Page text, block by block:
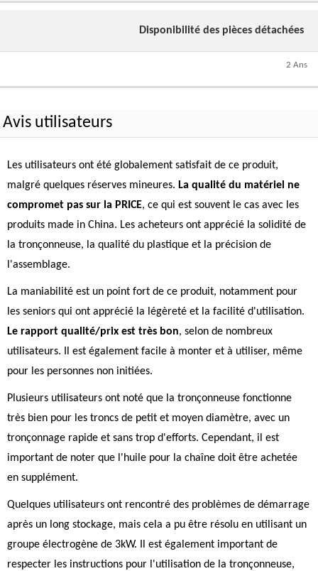
Disponibilité des pièces détachées
2 Ans
Avis utilisateurs
Les utilisateurs ont été globalement satisfait de ce produit,
malgré quelques réserves mineures. La qualité du matériel ne
compromet pas sur la PRICE, ce qui est souvent le cas avec les
produits made in China. Les acheteurs ont apprécié la solidité de
la tronçonneuse, la qualité du plastique et la précision de
l'assemblage.
La maniabilité est un point fort de ce produit, notamment pour
les seniors qui ont apprécié la légèreté et la facilité d'utilisation.
Le rapport qualité/prix est très bon, selon de nombreux
utilisateurs. Il est également facile à monter et à utiliser, même
pour les personnes non initiées.
Plusieurs utilisateurs ont noté que la tronçonneuse fonctionne
très bien pour les troncs de petit et moyen diamètre, avec un
tronçonnage rapide et sans trop d'efforts. Cependant, il est
important de noter que l'huile pour la chaîne doit être achetée
en supplément.
Quelques utilisateurs ont rencontré des problèmes de démarrage
après un long stockage, mais cela a pu être résolu en utilisant un
groupe électrogène de 3kW. Il est également important de
respecter les instructions pour l'utilisation de la tronçonneuse,